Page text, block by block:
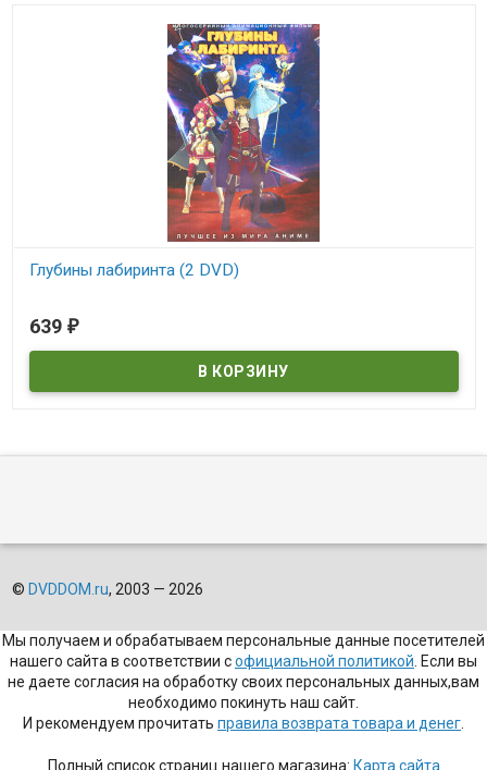
Глубины лабиринта (2 DVD)
В наличии
639 ₽
© DVDDOM.ru, 2003 — 2026
Мы получаем и обрабатываем персональные данные посетителей
нашего сайта в соответствии софициальной политикой. Если вы
не даете согласия на обработку своих персональных данных,вам
необходимо покинуть наш сайт.
И рекомендуем прочитать правила возврата товара и денег.
Полный список страниц нашего магазина: Карта сайта